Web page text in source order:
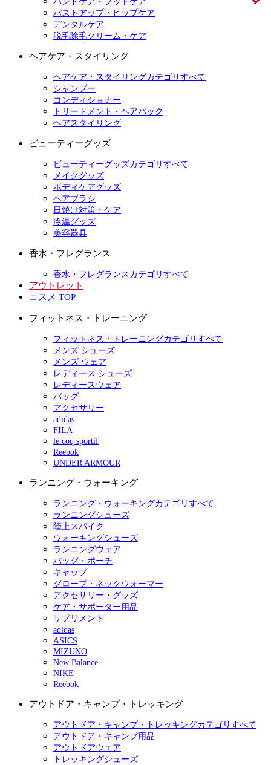
バストアップ・ヒップケア
デンタルケア
脱毛除毛クリーム・ケア
ヘアケア・スタイリング
ヘアケア・スタイリングカテゴリすべて
シャンプー
コンディショナー
トリートメント・ヘアパック
ヘアスタイリング
ビューティーグッズ
ビューティーグッズカテゴリすべて
メイクグッズ
ボディケアグッズ
ヘアブラシ
日焼け対策・ケア
冷温グッズ
美容器具
香水・フレグランス
香水・フレグランスカテゴリすべて
アウトレット
コスメ TOP
フィットネス・トレーニング
フィットネス・トレーニングカテゴリすべて
メンズ シューズ
メンズ ウェア
レディース シューズ
レディースウェア
バッグ
アクセサリー
adidas
FILA
le coq sportif
Reebok
UNDER ARMOUR
ランニング・ウォーキング
ランニング・ウォーキングカテゴリすべて
ランニングシューズ
陸上スパイク
ウォーキングシューズ
ランニングウェア
バッグ・ポーチ
キャップ
グローブ・ネックウォーマー
アクセサリー・グッズ
ケア・サポーター用品
サプリメント
adidas
ASICS
MIZUNO
New Balance
NIKE
Reebok
アウトドア・キャンプ・トレッキング
アウトドア・キャンプ・トレッキングカテゴリすべて
アウトドア・キャンプ用品
アウトドアウェア
トレッキングシューズ